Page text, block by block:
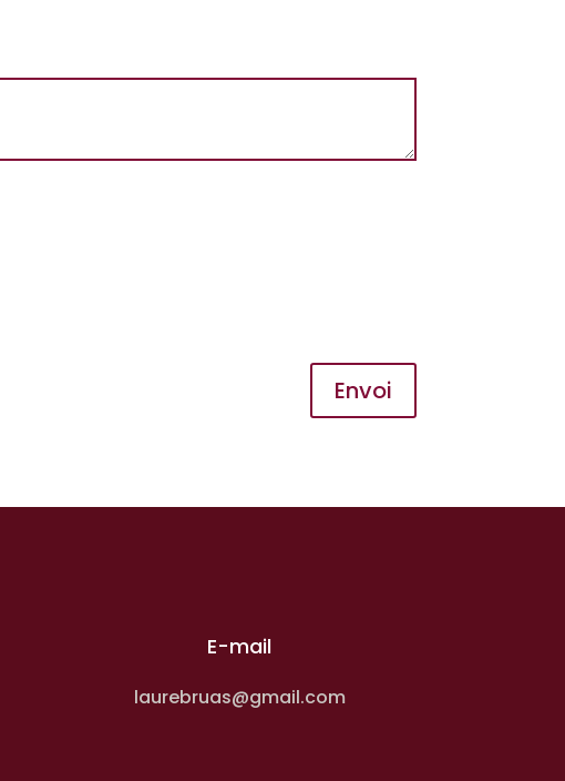
Envoi
E-mail
laurebruas@gmail.com